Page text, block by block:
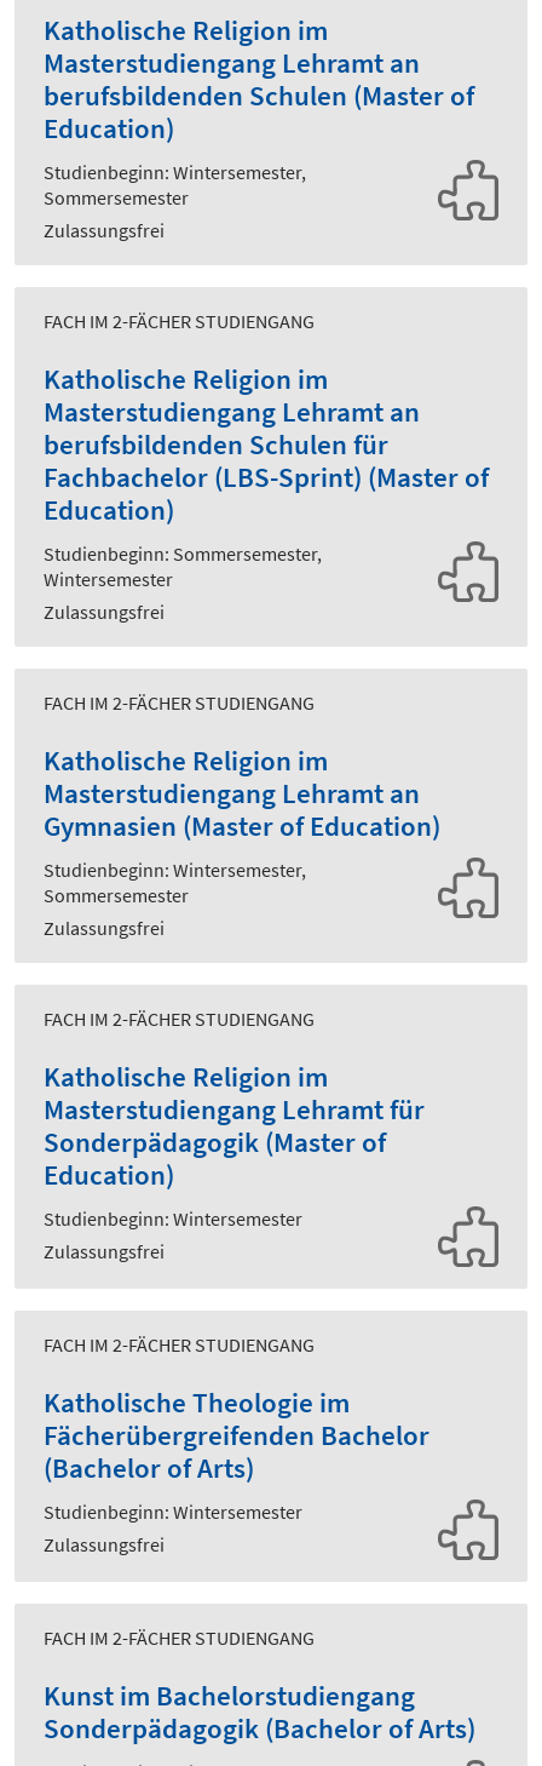
Katholische Religion im
Masterstudiengang Lehramt an
berufsbildenden Schulen (Master of
Education)
Studienbeginn: Wintersemester,
Sommersemester
Zulassungsfrei
FACH IM 2-FÄCHER STUDIENGANG
Katholische Religion im
Masterstudiengang Lehramt an
berufsbildenden Schulen für
Fachbachelor (LBS-Sprint) (Master of
Education)
Studienbeginn: Sommersemester,
Wintersemester
Zulassungsfrei
FACH IM 2-FÄCHER STUDIENGANG
Katholische Religion im
Masterstudiengang Lehramt an
Gymnasien (Master of Education)
Studienbeginn: Wintersemester,
Sommersemester
Zulassungsfrei
FACH IM 2-FÄCHER STUDIENGANG
Katholische Religion im
Masterstudiengang Lehramt für
Sonderpädagogik (Master of
Education)
Studienbeginn: Wintersemester
Zulassungsfrei
FACH IM 2-FÄCHER STUDIENGANG
Katholische Theologie im
Fächerübergreifenden Bachelor
(Bachelor of Arts)
Studienbeginn: Wintersemester
Zulassungsfrei
FACH IM 2-FÄCHER STUDIENGANG
Kunst im Bachelorstudiengang
Sonderpädagogik (Bachelor of Arts)